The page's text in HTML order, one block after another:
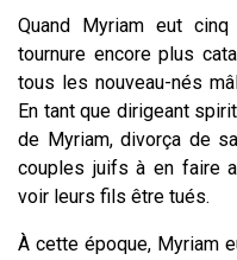
Quand Myriam eut
tournure encore plus
tous les nouveau-nés
En tant que dirigeant
de Myriam, divorça de
couples juifs à en faire
voir leurs fils être tués.
À cette époque, Myriam